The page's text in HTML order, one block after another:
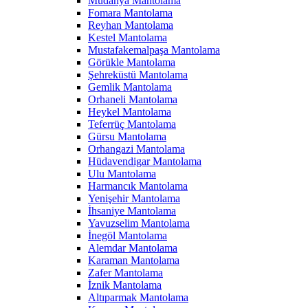
Fomara Mantolama
Reyhan Mantolama
Kestel Mantolama
Mustafakemalpaşa Mantolama
Görükle Mantolama
Şehreküstü Mantolama
Gemlik Mantolama
Orhaneli Mantolama
Heykel Mantolama
Teferrüç Mantolama
Gürsu Mantolama
Orhangazi Mantolama
Hüdavendigar Mantolama
Ulu Mantolama
Harmancık Mantolama
Yenişehir Mantolama
İhsaniye Mantolama
Yavuzselim Mantolama
İnegöl Mantolama
Alemdar Mantolama
Karaman Mantolama
Zafer Mantolama
İznik Mantolama
Altıparmak Mantolama